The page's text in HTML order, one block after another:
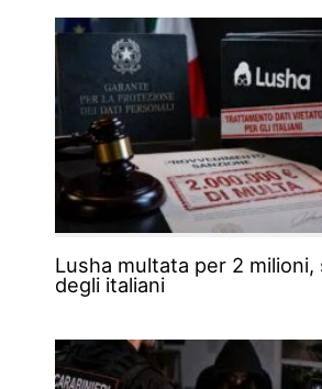
Lusha multata per 2 milioni,
degli italiani